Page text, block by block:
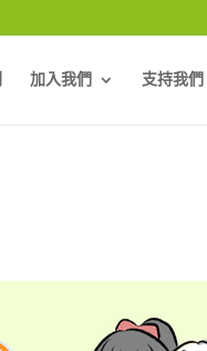
加入我們 支持我們